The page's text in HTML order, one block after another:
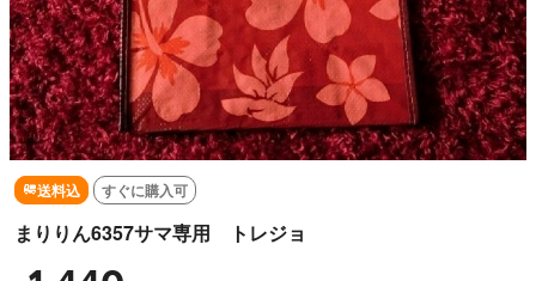
送料込 すぐに購入可
まりりん6357サマ専用 トレジョ